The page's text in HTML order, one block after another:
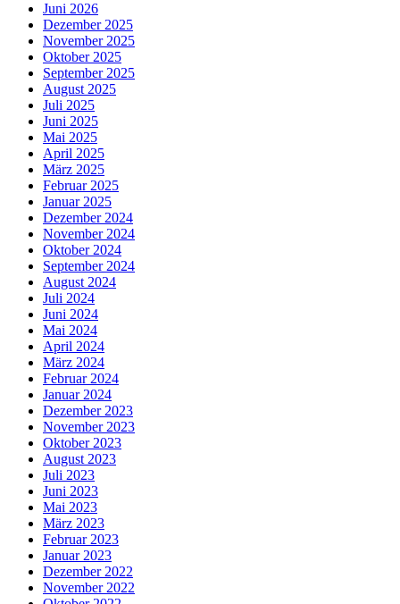
Juni 2026
Dezember 2025
November 2025
Oktober 2025
September 2025
August 2025
Juli 2025
Juni 2025
Mai 2025
April 2025
März 2025
Februar 2025
Januar 2025
Dezember 2024
November 2024
Oktober 2024
September 2024
August 2024
Juli 2024
Juni 2024
Mai 2024
April 2024
März 2024
Februar 2024
Januar 2024
Dezember 2023
November 2023
Oktober 2023
August 2023
Juli 2023
Juni 2023
Mai 2023
März 2023
Februar 2023
Januar 2023
Dezember 2022
November 2022